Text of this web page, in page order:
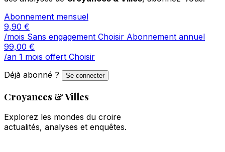
Abonnement mensuel
9,90 €
/mois Sans engagement Choisir Abonnement annuel
99,00 €
/an 1 mois offert Choisir
Déjà abonné ?
Se connecter
Croyances & Villes
Explorez les mondes du croire
actualités, analyses et enquêtes.